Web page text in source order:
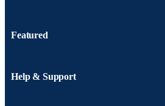
Featured
Help & Support